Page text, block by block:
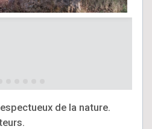
de la nature.